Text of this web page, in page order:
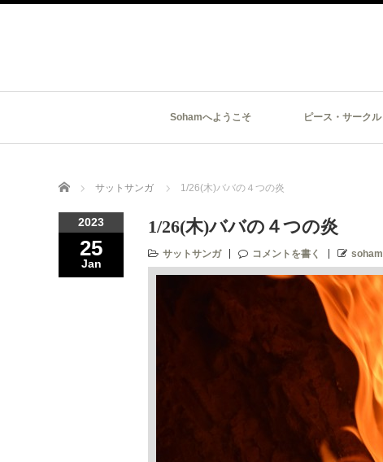
Sohamへようこそ ピース・サークル
Home サットサンガ 1/26(木)ババの４つの炎
2023
25
Jan
1/26(木)ババの４つの炎
サットサンガ コメントを書く soham